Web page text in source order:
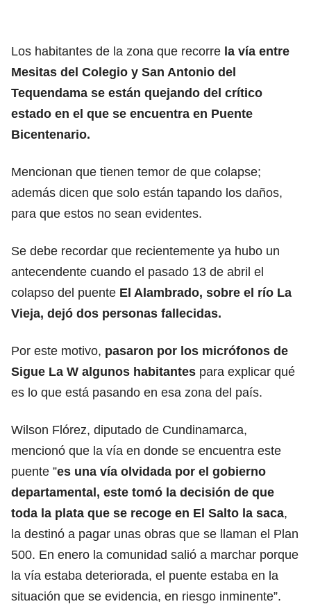
Los habitantes de la zona que recorre la vía entre
Mesitas del Colegio y San Antonio del
Tequendama se están quejando del crítico
estado en el que se encuentra en Puente
Bicentenario.
Mencionan que tienen temor de que colapse;
además dicen que solo están tapando los daños,
para que estos no sean evidentes.
Se debe recordar que recientemente ya hubo un
antecendente cuando el pasado 13 de abril el
colapso del puente El Alambrado, sobre el río La
Vieja, dejó dos personas fallecidas.
Por este motivo, pasaron por los micrófonos de
Sigue La W algunos habitantes para explicar qué
es lo que está pasando en esa zona del país.
Wilson Flórez, diputado de Cundinamarca,
mencionó que la vía en donde se encuentra este
puente ”es una vía olvidada por el gobierno
departamental, este tomó la decisión de que
toda la plata que se recoge en El Salto la saca,
la destinó a pagar unas obras que se llaman el Plan
500. En enero la comunidad salió a marchar porque
la vía estaba deteriorada, el puente estaba en la
situación que se evidencia, en riesgo inminente”.